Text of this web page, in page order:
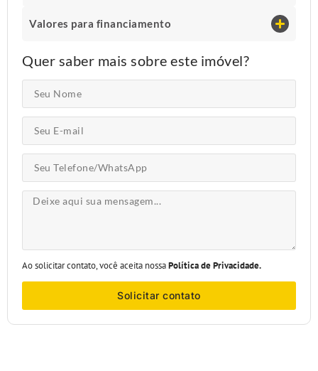
Valores para financiamento
Quer saber mais sobre este imóvel?
Ao solicitar contato, você aceita nossaPolítica de Privacidade.
Solicitar contato